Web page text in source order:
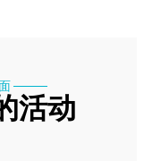
活动